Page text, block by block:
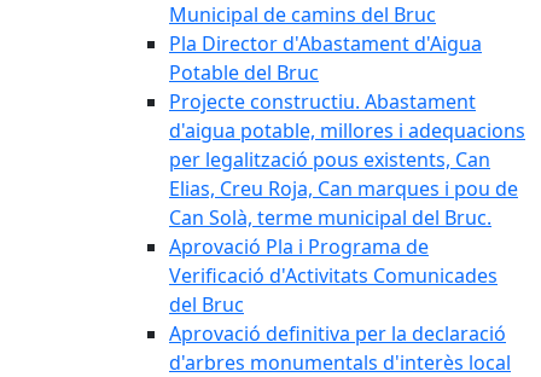
Municipal de camins del Bruc
Pla Director d'Abastament d'Aigua
Potable del Bruc
Projecte constructiu. Abastament
d'aigua potable, millores i adequacions
per legalització pous existents, Can
Elias, Creu Roja, Can marques i pou de
Can Solà, terme municipal del Bruc.
Aprovació Pla i Programa de
Verificació d'Activitats Comunicades
del Bruc
Aprovació definitiva per la declaració
d'arbres monumentals d'interès local